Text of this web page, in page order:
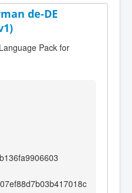
de-DE
Pack for